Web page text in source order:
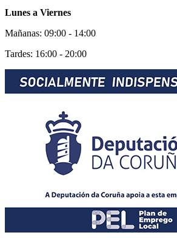
Lunes a Viernes
Mañanas: 09:00 - 14:00
Tardes: 16:00 - 20:00